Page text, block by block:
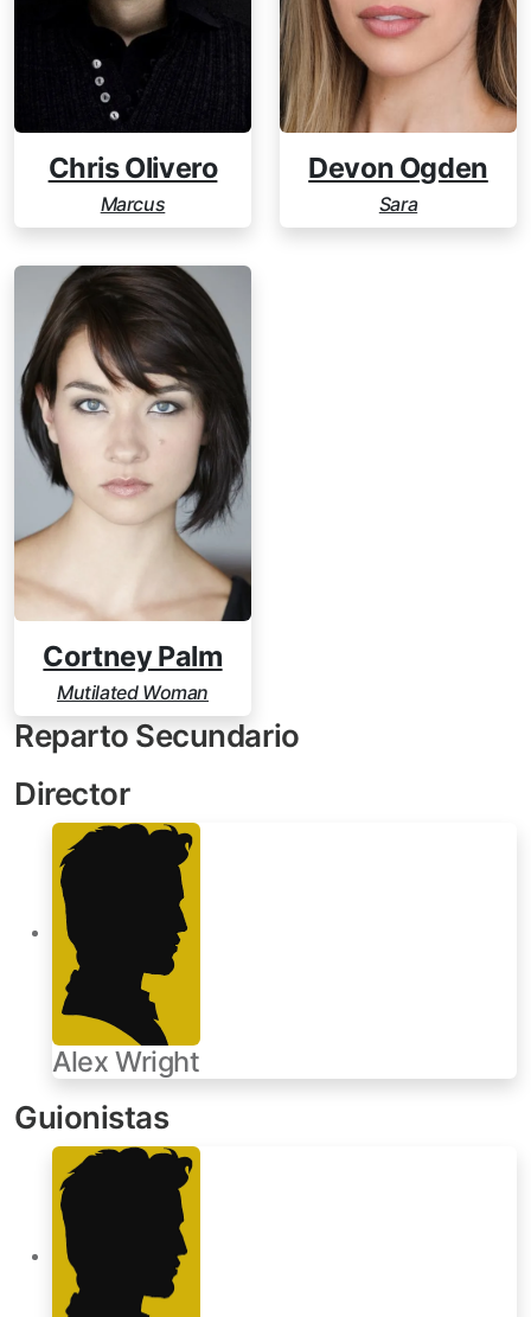
Chris Olivero
Marcus
Devon Ogden
Sara
Cortney Palm
Mutilated Woman
Reparto Secundario
Director
Alex Wright
Guionistas